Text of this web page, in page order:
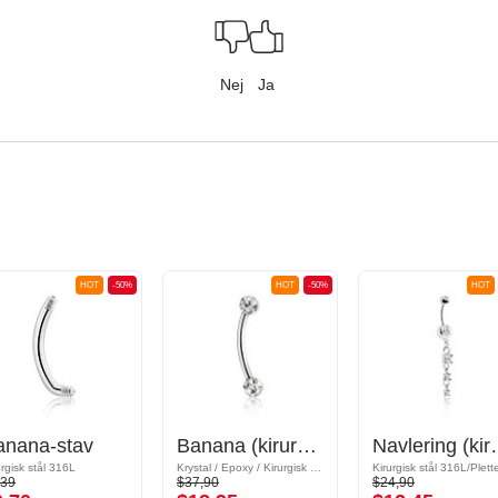
Nej Ja
-50%
HOT
stav
stål 316L
-50%
HOT
Banana (kirurgisk stål, sølv, blank finish) med krystaller
$37,90
HOT
Navlering
$24,90